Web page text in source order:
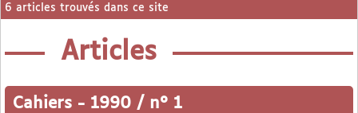
6 articles trouvés dans ce site
Articles
Cahiers - 1990 / n° 1